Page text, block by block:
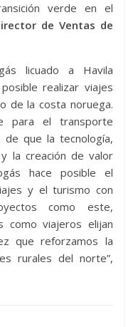
verde en el
de Ventas de
licuado a Havila
realizar viajes
de la costa noruega.
para el transporte
de que la tecnología,
la creación de valor
hace posible el
y el turismo con
como este,
como viajeros elijan
que reforzamos la
rurales del norte”,